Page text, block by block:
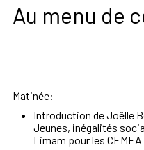
Au menu de
Matinée:
Introduction de Joëlle
Jeunes, inégalités
Limam pour les